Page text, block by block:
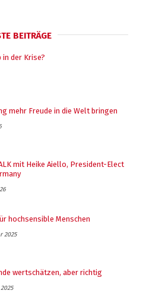
BEITRÄGE
in der Krise?
mehr Freude in die Welt bringen
mit Heike Aiello, President-Elect
hochsensible Menschen
2025
wertschätzen, aber richtig